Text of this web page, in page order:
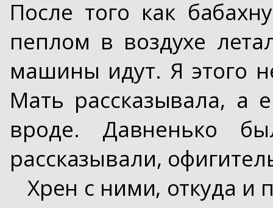
После того как
пеплом в воздухе
машины идут. Я этого
Мать рассказывала, а
вроде. Давненько
рассказывали,
Хрен с ними, откуда и